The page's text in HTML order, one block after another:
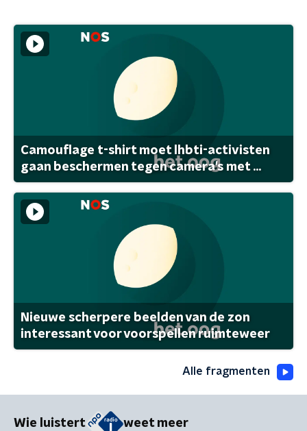
Camouflage t-shirt moet lhbti-activisten
gaan beschermen tegen camera's met ...
Nieuwe scherpere beelden van de zon
interessant voor voorspellen ruimteweer
Alle fragmenten
Wie luistert weet meer